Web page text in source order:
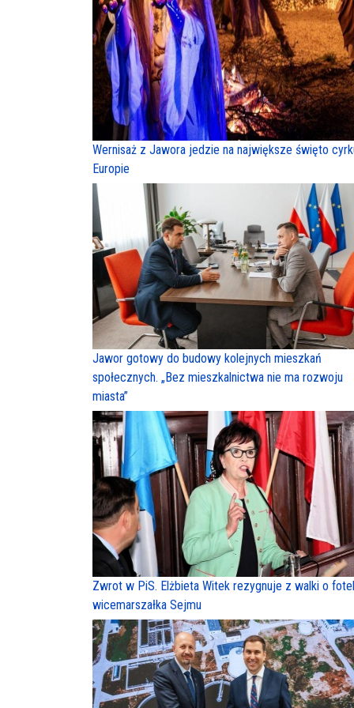
Wernisaż z Jawora jedzie na największe święto
Europie
Jawor gotowy do budowy kolejnych mieszkań
społecznych. „Bez mieszkalnictwa nie ma rozwoju
miasta”
Zwrot w PiS. Elżbieta Witek rezygnuje z walki o fotel
wicemarszałka Sejmu